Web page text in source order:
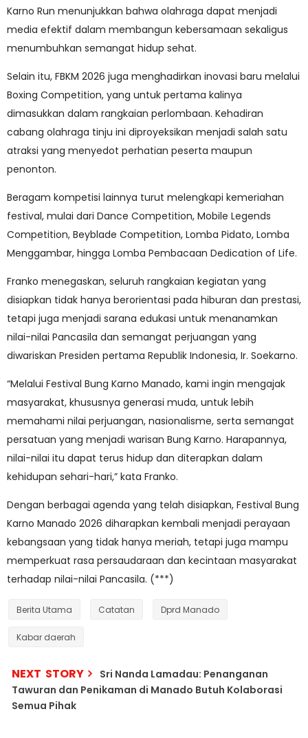
Karno Run menunjukkan bahwa olahraga dapat menjadi
media efektif dalam membangun kebersamaan sekaligus
menumbuhkan semangat hidup sehat.
Selain itu, FBKM 2026 juga menghadirkan inovasi baru melalui
Boxing Competition, yang untuk pertama kalinya
dimasukkan dalam rangkaian perlombaan. Kehadiran
cabang olahraga tinju ini diproyeksikan menjadi salah satu
atraksi yang menyedot perhatian peserta maupun
penonton.
Beragam kompetisi lainnya turut melengkapi kemeriahan
festival, mulai dari Dance Competition, Mobile Legends
Competition, Beyblade Competition, Lomba Pidato, Lomba
Menggambar, hingga Lomba Pembacaan Dedication of Life.
Franko menegaskan, seluruh rangkaian kegiatan yang
disiapkan tidak hanya berorientasi pada hiburan dan prestasi,
tetapi juga menjadi sarana edukasi untuk menanamkan
nilai-nilai Pancasila dan semangat perjuangan yang
diwariskan Presiden pertama Republik Indonesia, Ir. Soekarno.
“Melalui Festival Bung Karno Manado, kami ingin mengajak
masyarakat, khususnya generasi muda, untuk lebih
memahami nilai perjuangan, nasionalisme, serta semangat
persatuan yang menjadi warisan Bung Karno. Harapannya,
nilai-nilai itu dapat terus hidup dan diterapkan dalam
kehidupan sehari-hari,” kata Franko.
Dengan berbagai agenda yang telah disiapkan, Festival Bung
Karno Manado 2026 diharapkan kembali menjadi perayaan
kebangsaan yang tidak hanya meriah, tetapi juga mampu
memperkuat rasa persaudaraan dan kecintaan masyarakat
terhadap nilai-nilai Pancasila. (***)
Berita Utama Catatan Dprd Manado
Kabar daerah
NEXT STORY
Sri Nanda Lamadau: Penanganan
Tawuran dan Penikaman di Manado Butuh Kolaborasi
Semua Pihak